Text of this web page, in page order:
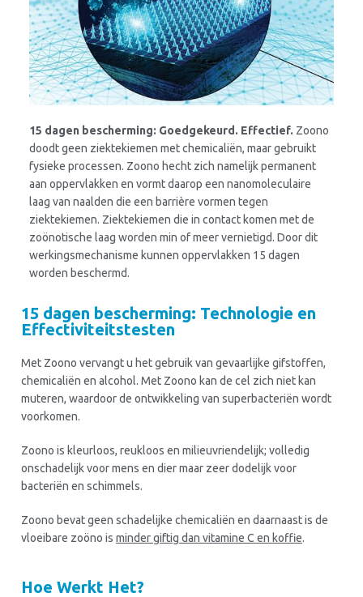
15 dagen bescherming: Goedgekeurd. Effectief. Zoono
doodt geen ziektekiemen met chemicaliën, maar gebruikt
fysieke processen. Zoono hecht zich namelijk permanent
aan oppervlakken en vormt daarop een nanomoleculaire
laag van naalden die een barrière vormen tegen
ziektekiemen. Ziektekiemen die in contact komen met de
zoönotische laag worden min of meer vernietigd. Door dit
werkingsmechanisme kunnen oppervlakken 15 dagen
worden beschermd.
15 dagen bescherming: Technologie en
Effectiviteitstesten
Met Zoono vervangt u het gebruik van gevaarlijke gifstoffen,
chemicaliën en alcohol. Met Zoono kan de cel zich niet kan
muteren, waardoor de ontwikkeling van superbacteriën wordt
voorkomen.
Zoono is kleurloos, reukloos en milieuvriendelijk; volledig
onschadelijk voor mens en dier maar zeer dodelijk voor
bacteriën en schimmels.
Zoono bevat geen schadelijke chemicaliën en daarnaast is de
vloeibare zoöno is minder giftig dan vitamine C en koffie.
Hoe Werkt Het?